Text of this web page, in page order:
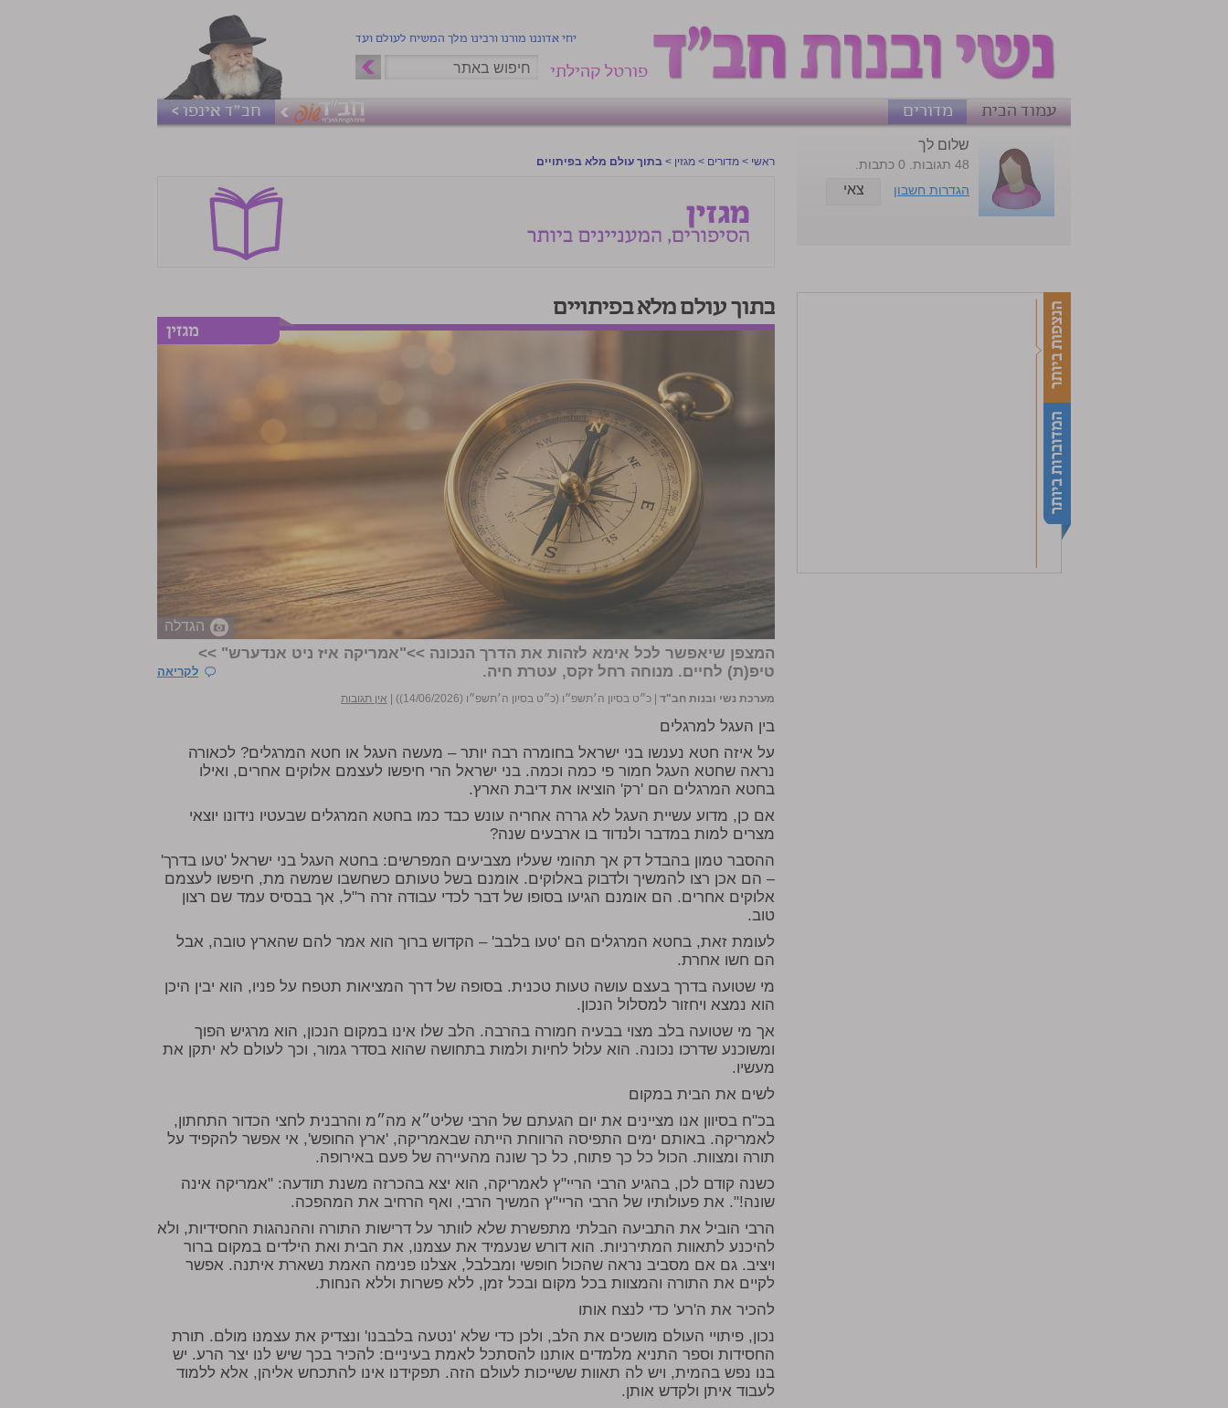
יחי אדוננו מורנו ורבינו מלך המשיח לעולם ועד
פורטל קהילתי
עמוד הבית
מדורים חב"ד אינפו >
ראשי > מדורים > מגזין > בתוך עולם מלא בפיתויים
בתוך עולם מלא בפיתויים
הגדלה
המצפן שיאפשר לכל אימא לזהות את הדרך הנכונה >>"אמריקה איז ניט אנדערש" >>
טיפ(ת) לחיים. מנוחה רחל זקס, עטרת חיה.
לקריאה
מערכת נשי ובנות חב"ד כ״ט בסיון ה׳תשפ״ו (כ״ט בסיון ה׳תשפ״ו (14/06/2026)) אין תגובות
בין העגל למרגלים
על איזה חטא נענשו בני ישראל בחומרה רבה יותר – מעשה העגל או חטא המרגלים? לכאורה
נראה שחטא העגל חמור פי כמה וכמה. בני ישראל הרי חיפשו לעצמם אלוקים אחרים, ואילו
בחטא המרגלים הם 'רק' הוציאו את דיבת הארץ.
אם כן, מדוע עשיית העגל לא גררה אחריה עונש כבד כמו בחטא המרגלים שבעטיו נידונו יוצאי
מצרים למות במדבר ולנדוד בו ארבעים שנה?
ההסבר טמון בהבדל דק אך תהומי שעליו מצביעים המפרשים: בחטא העגל בני ישראל 'טעו בדרך'
– הם אכן רצו להמשיך ולדבוק באלוקים. אומנם בשל טעותם כשחשבו שמשה מת, חיפשו לעצמם
אלוקים אחרים. הם אומנם הגיעו בסופו של דבר לכדי עבודה זרה ר"ל, אך בבסיס עמד שם רצון
טוב.
לעומת זאת, בחטא המרגלים הם 'טעו בלבב' – הקדוש ברוך הוא אמר להם שהארץ טובה, אבל
הם חשו אחרת.
מי שטועה בדרך בעצם עושה טעות טכנית. בסופה של דרך המציאות תטפח על פניו, הוא יבין היכן
הוא נמצא ויחזור למסלול הנכון.
אך מי שטועה בלב מצוי בבעיה חמורה בהרבה. הלב שלו אינו במקום הנכון, הוא מרגיש הפוך
ומשוכנע שדרכו נכונה. הוא עלול לחיות ולמות בתחושה שהוא בסדר גמור, וכך לעולם לא יתקן את
מעשיו.
לשים את הבית במקום
בכ"ח בסיוון אנו מציינים את יום הגעתם של הרבי שליט״א מה״מ והרבנית לחצי הכדור התחתון,
לאמריקה. באותם ימים התפיסה הרווחת הייתה שבאמריקה, 'ארץ החופש', אי אפשר להקפיד על
תורה ומצוות. הכול כל כך פתוח, כל כך שונה מהעיירה של פעם באירופה.
כשנה קודם לכן, בהגיע הרבי הריי"ץ לאמריקה, הוא יצא בהכרזה משנת תודעה: "אמריקה אינה
שונה!". את פעולותיו של הרבי הריי"ץ המשיך הרבי, ואף הרחיב את המהפכה.
הרבי הוביל את התביעה הבלתי מתפשרת שלא לוותר על דרישות התורה וההנהגות החסידיות, ולא
להיכנע לתאוות המתירניות. הוא דורש שנעמיד את עצמנו, את הבית ואת הילדים במקום ברור
ויציב. גם אם מסביב נראה שהכול חופשי ומבלבל, אצלנו פנימה האמת נשארת איתנה. אפשר
לקיים את התורה והמצוות בכל מקום ובכל זמן, ללא פשרות וללא הנחות.
להכיר את ה'רע' כדי לנצח אותו
נכון, פיתויי העולם מושכים את הלב, ולכן כדי שלא 'נטעה בלבבנו' ונצדיק את עצמנו מולם. תורת
החסידות וספר התניא מלמדים אותנו להסתכל לאמת בעיניים: להכיר בכך שיש לנו יצר הרע. יש
בנו נפש בהמית, ויש לה תאוות ששייכות לעולם הזה. תפקידנו אינו להתכחש אליהן, אלא ללמוד
לעבוד איתן ולקדש אותן.
שלום לך
48 תגובות. 0 כתבות.
הגדרות חשבון
צאי